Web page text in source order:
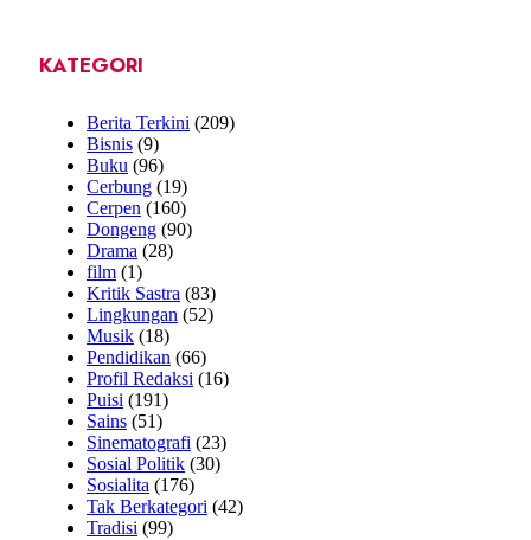
KATEGORI
Berita Terkini (209)
Bisnis (9)
Buku (96)
Cerbung (19)
Cerpen (160)
Dongeng (90)
Drama (28)
film (1)
Kritik Sastra (83)
Lingkungan (52)
Musik (18)
Pendidikan (66)
Profil Redaksi (16)
Puisi (191)
Sains (51)
Sinematografi (23)
Sosial Politik (30)
Sosialita (176)
Tak Berkategori (42)
Tradisi (99)